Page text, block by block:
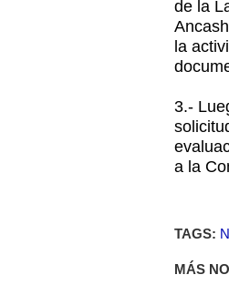
de la
la
3.-
a la
TAGS:
MÁS